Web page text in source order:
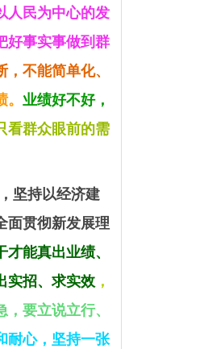
人民为中心的发
好事实事做到群
不能简单化、
业绩好不好，
看群众眼前的需
坚持以经济建
面贯彻新发展理
能真出业绩、
实招、求实效 ，
，要立说立行、
耐心，坚持一张